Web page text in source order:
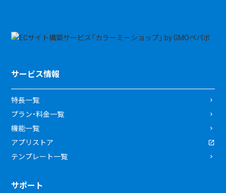
サービス情報
特長一覧
プラン・料金一覧
機能一覧
アプリストア
テンプレート一覧
サポート